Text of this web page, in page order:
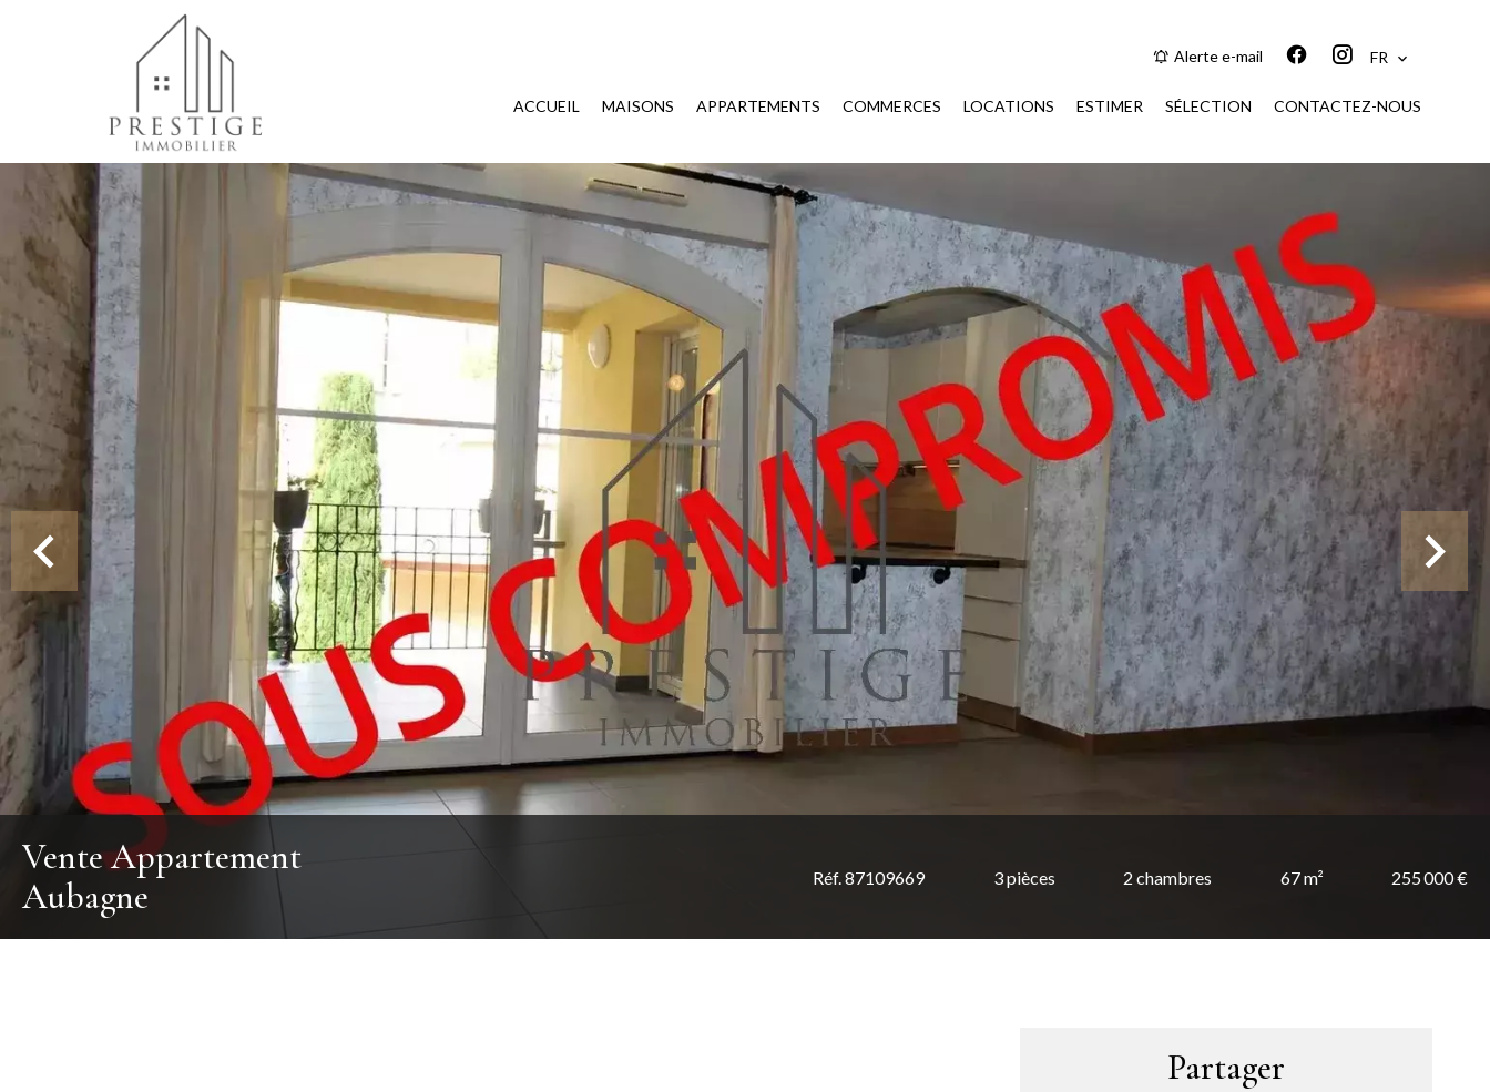
Alerte e-mail FR
ACCUEIL MAISONS APPARTEMENTS COMMERCES LOCATIONS ESTIMER SÉLECTION CONTACTEZ-NOUS
Vente Appartement
Aubagne
Réf. 87109669 3 pièces 2 chambres 67 m² 255 000 €
Partager